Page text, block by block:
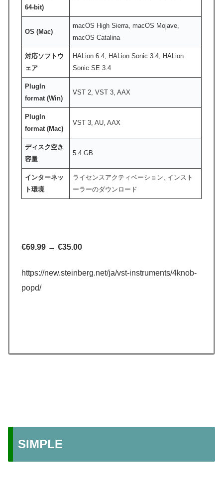
64-bit)
OS (Mac)
macOS High Sierra, macOS Mojave,
macOS Catalina
対応ソフトウ
ェア
HALion 6.4, HALion Sonic 3.4, HALion
Sonic SE 3.4
PlugIn
format (Win)
VST 2, VST 3, AAX
PlugIn
format (Mac)
VST 3, AU, AAX
ディスク空き
容量
5.4 GB
インターネッ
ト環境
ライセンスアクティベーション, インスト
ーラーのダウンロード
€69.99 → €35.00
https://new.steinberg.net/ja/vst-instruments/4knob-
popd/
SIMPLE